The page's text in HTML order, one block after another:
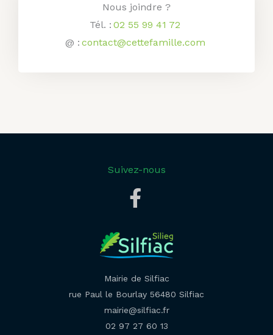
Nous joindre ?
Tél. : 02 55 99 41 72
@ : contact@cettefamille.com
Suivez-nous
Mairie de Silfiac
rue Paul le Bourlay 56480 Silfiac
mairie@silfiac.fr
02 97 27 60 13